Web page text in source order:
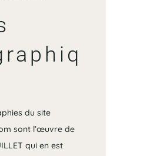
du site
sont l’œuvre de
qui en est